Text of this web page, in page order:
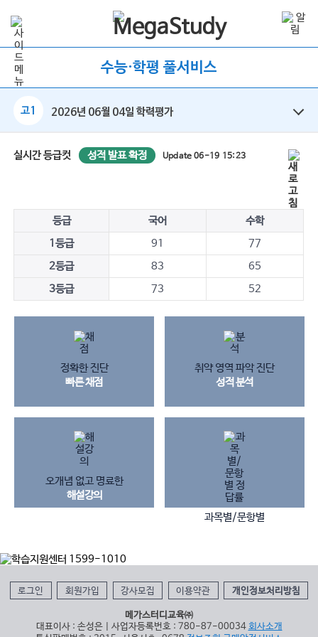
수능·학평 풀서비스
고1 2026년 06월 04일 학력평가
실시간 등급컷 성적 발표 확정 Update 06-19 15:23
등급 국어
수학
1등급
91
77
2등급
83
65
3등급
73 52
정확한 진단
빠른 채점
취약 영역 파악 진단
성적 분석
오개념 없고 명료한
해설강의
과목별/문항별
로그인 회원가입 강사모집 이용약관 개인정보처리방침
메가스터디교육㈜
대표이사 : 손성은 | 사업자등록번호 : 780-87-00034 회사소개